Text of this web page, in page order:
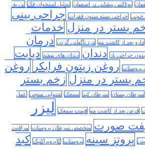
بوتاکس پیشانی در اصفهان تحلیل استخوان فک تزریق
خونی جراحی بسته ستون فقرات
جراحی بینی
بستر در منزل خدمات
دارو بعد از کاشت مو درد ناگهانی گردن درمان
جراحی باز دندان دندان های نهفته دیابت
روغن زیتون فرابکر روغن
بستر در منزل زخم بستر
سرطان پستان سرطان کبد سمعک شنوایی سنجی عمل
قرص بعد از کاشت مو قیمت سمعک
لیزر
صورت متخصص سرطان پروستات مراقبت
پروتز سینه پروستات کایروپراکتیک کبد